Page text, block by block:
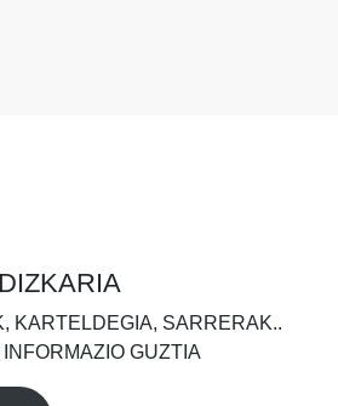
KARTELDEGIA, SARRERAK..
GUZTIA